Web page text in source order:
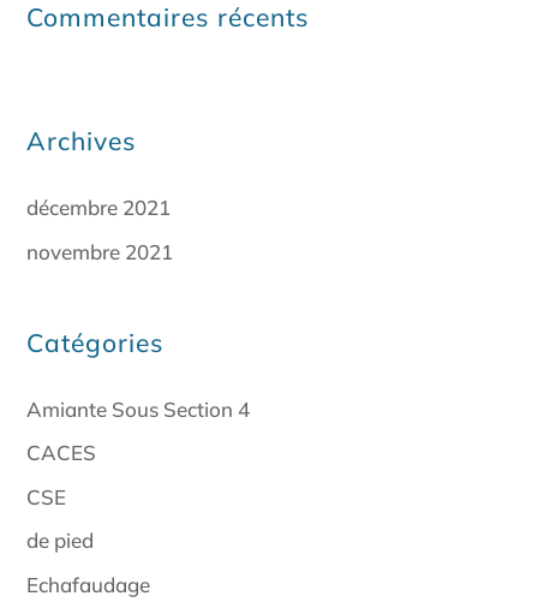
Commentaires récents
Archives
décembre 2021
novembre 2021
Catégories
Amiante Sous Section 4
CACES
CSE
de pied
Echafaudage